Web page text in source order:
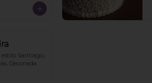
Santiago,
Decorada